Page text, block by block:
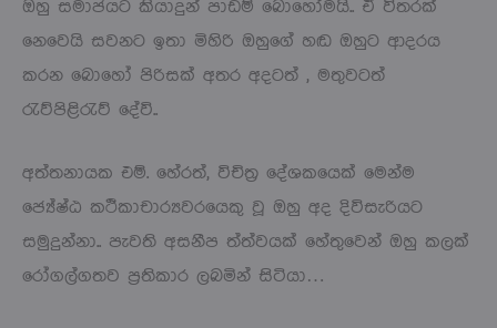
ඔහු සමාජයට කියාදුන් පාඩම් බොහෝමයි.. ඒ විතරක්
නෙවෙයි සවනට ඉතා මිහිරි ඔහුගේ හඬ ඔහුට ආදරය
කරන බොහෝ පිරිසක් අතර අදටත් , මතුවටත්
රැව්පිළිරැව් දේවි..
අත්තනායක එම්. හේරත්, විචිත්‍ර දේශකයෙක් මෙන්ම
ජ්‍යේෂ්ඨ කථිකාචාර්‍යවරයෙකු වූ ඔහු අද දිවිසැරියට
සමුදුන්නා.. පැවති අසනීප ත්ත්වයක් හේතුවෙන් ඔහු කලක්
රෝගල්ගතව ප්‍රතිකාර ලබමින් සිටියා…